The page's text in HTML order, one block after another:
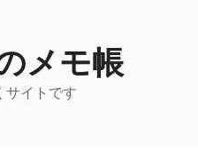
メモ帳
サイトです